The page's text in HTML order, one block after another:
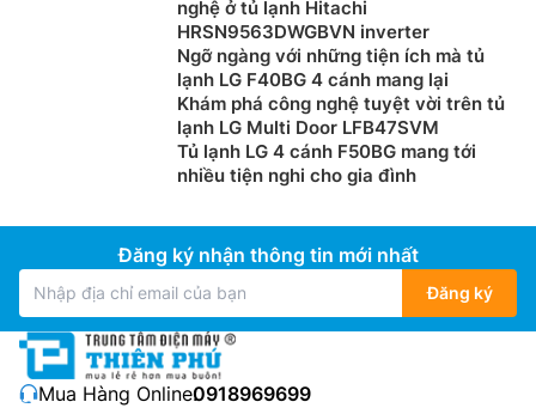
nghệ ở tủ lạnh Hitachi
HRSN9563DWGBVN inverter
Ngỡ ngàng với những tiện ích mà tủ
lạnh LG F40BG 4 cánh mang lại
Khám phá công nghệ tuyệt vời trên tủ
lạnh LG Multi Door LFB47SVM
Tủ lạnh LG 4 cánh F50BG mang tới
nhiều tiện nghi cho gia đình
Đăng ký nhận thông tin mới nhất
Đăng ký
Mua Hàng Online:0918969699